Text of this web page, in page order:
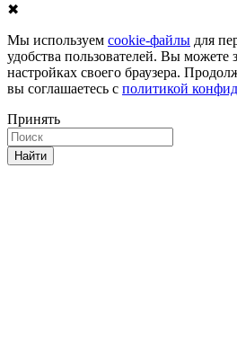
✖
Мы используем cookie-файлы для
удобства пользователей. Вы можете
настройках своего браузера.
вы соглашаетесь с политикой
Принять
Найти